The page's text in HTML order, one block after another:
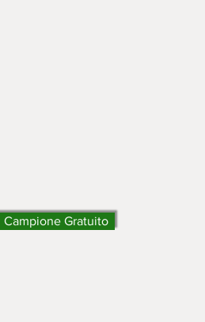
Campione Gratuito